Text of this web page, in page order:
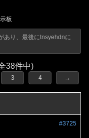
板
あり、最後にtnsyehdnに
38件中)
3 4 →
#3725